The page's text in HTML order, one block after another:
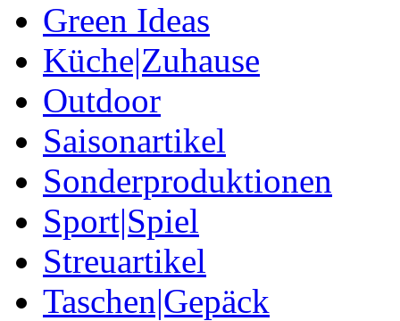
Green Ideas
Küche|Zuhause
Outdoor
Saisonartikel
Sonderproduktionen
Sport|Spiel
Streuartikel
Taschen|Gepäck